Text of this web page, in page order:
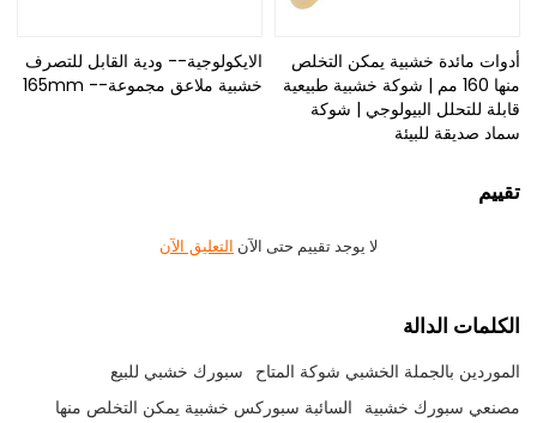
أدوات مائدة خشبية يمكن التخلص
منها 160 مم | شوكة خشبية طبيعية
قابلة للتحلل البيولوجي | شوكة
سماد صديقة للبيئة
الايكولوجية-- ودية القابل للتصرف
خشبية ملاعق مجموعة-- 165mm
تقييم
لا يوجد تقييم حتى الآن التعليق الآن
الكلمات الدالة
الموردين بالجملة الخشبي شوكة المتاح سبورك خشبي للبيع
مصنعي سبورك خشبية السائبة سبوركس خشبية يمكن التخلص منها